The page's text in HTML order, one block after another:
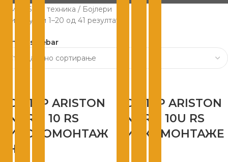
Дома Бела техника
Бојлери
Прикажувам 1–20 од 41 резултати
Show sidebar
БОЈЛЕР ARISTON
ANDRIS 10 RS
ВИСОКОМОНТАЖ
ЕН
БОЈЛЕР ARISTON
ANDRIS 10U RS
НИСКОМОНТАЖЕ